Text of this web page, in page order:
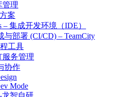
管理
案
– 集成开发环境（IDE）
与部署 (CI/CD) – TeamCity
工具
服务管理
协作
Mode
龙智自研